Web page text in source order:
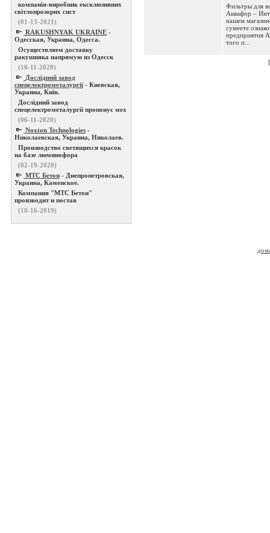
компанія-виробник ексклюзивних
світлопрозорих сист
(01-13-2021)
RAKUSHNYAK UKRAINE -
Одесская, Украина, Одесса.
Осуществляем доставку
ракушняка напрямую из Одесск
(10-11-2020)
Дослідний завод
спецелектрометалургії - Киевская,
Украина, Київ.
Дослідний завод
спецелектрометалургії пропонує мех
(06-11-2020)
Noxton Technologies -
Николаевская, Украина, Николаев.
Производство светящихся красок
на базе люминофора
(02-19-2020)
МТС Бетон - Днепропетровская,
Украина, Каменское.
Компания "МТС Бетон"
производит и постав
(10-16-2019)
Фильтры для
Аквафор –
нашем
сумеете
предприятия
того п...